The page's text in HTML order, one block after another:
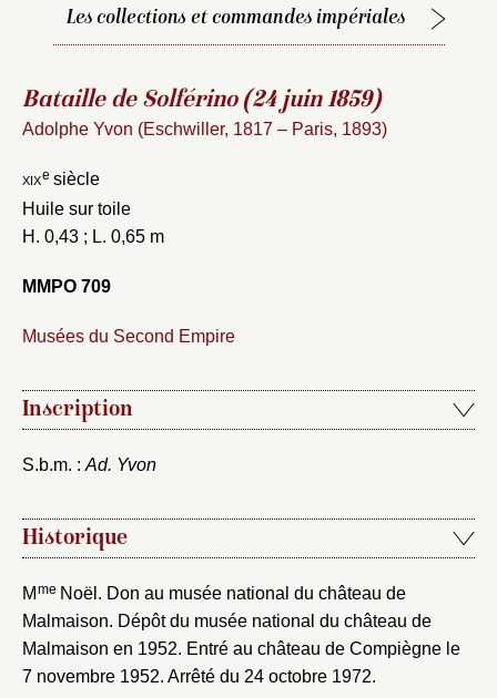
Les collections et commandes impériales
Bataille de Solférino (24 juin 1859)
Adolphe Yvon (Eschwiller, 1817 – Paris, 1893)
xixe siècle
Huile sur toile
H. 0,43 ; L. 0,65 m
MMPO 709
Musées du Second Empire
Inscription
S.b.m. : Ad. Yvon
Historique
M me Noël. Don au musée national du château de
Malmaison. Dépôt du musée national du château de
Malmaison en 1952. Entré au château de Compiègne le
7 novembre 1952. Arrêté du 24 octobre 1972.